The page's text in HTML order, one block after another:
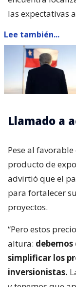
las expectativas
Lee también...
Llamado a
Pese al
producto de
advirtió que el
para fortalecer
proyectos.
“Pero estos
altura:
simplificar los
inversionistas.